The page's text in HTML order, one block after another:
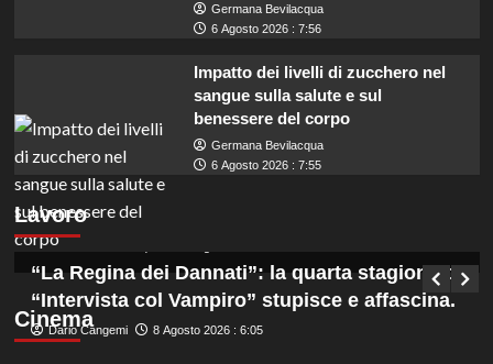
Germana Bevilacqua
6 Agosto 2026 : 7:56
Impatto dei livelli di zucchero nel
sangue sulla salute e sul
benessere del corpo
Germana Bevilacqua
6 Agosto 2026 : 7:55
Lavoro
Marche: opportunità di lavoro per coadiutori
amministrativi con licenza media disponibile
subito!
Germana Bevilacqua
Cinema
“La Regina dei Dannati”: la quarta stagione di
“Intervista col Vampiro” stupisce e affascina.
Dario Cangemi 8 Agosto 2026 : 6:05